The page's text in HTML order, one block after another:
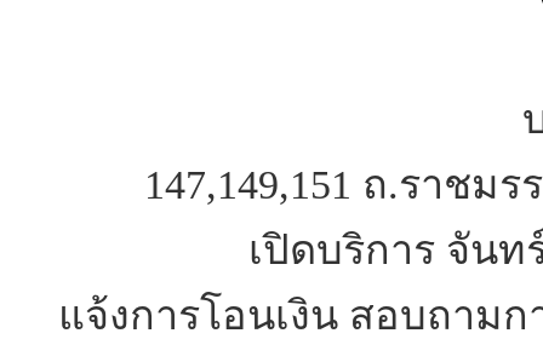
147,149,151 ถ.ราชม
เปิดบริการ จันท
แจ้งการโอนเงิน สอบถามก